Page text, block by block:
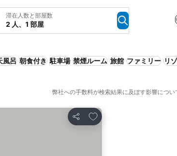
滞在人数と部屋数
2 人、1 部屋
風呂 朝食付き 駐車場 禁煙ルーム 旅館 ファミリー リ
弊社への手数料が検索結果に及ぼす影響につい
シェア
お気に入りに追加